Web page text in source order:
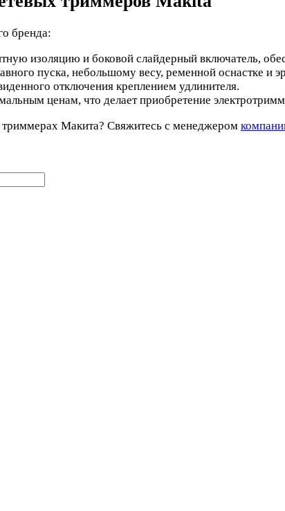
бренда:
изоляцию и боковой слайдерный включатель,
пуска, небольшому весу, ременной оснастке
отключения креплением удлинителя.
ценам, что делает приобретение
триммерах Макита? Свяжитесь с менеджером